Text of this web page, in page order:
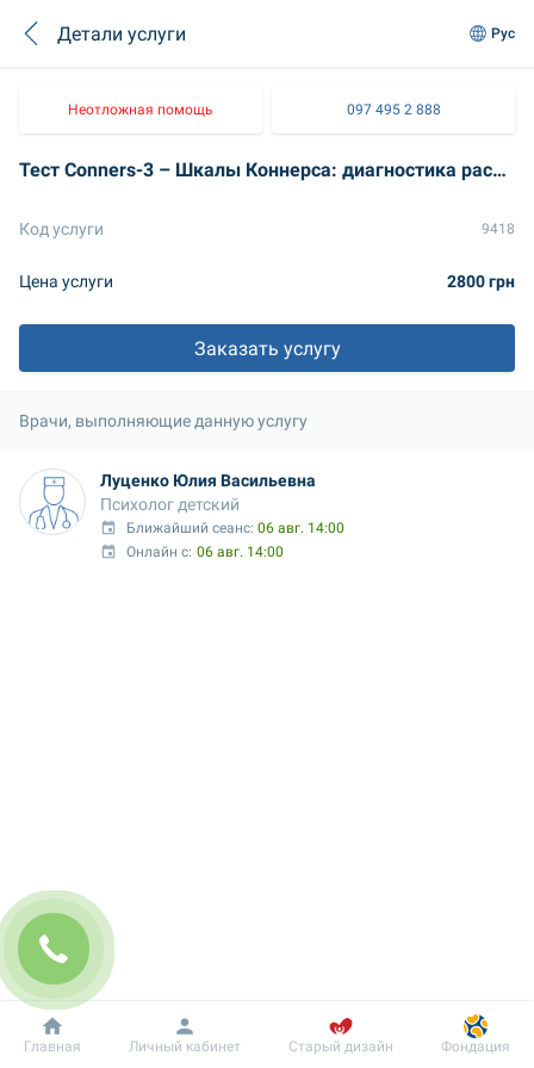
Детали услуги Рус
Неотложная помощь 097 495 2 888
Тест Conners-3 – Шкалы Коннерса: диагностика расстройства дефицита внимания и гиперактивности (СДВГ)
Код услуги 9418
Цена услуги 2800 грн
Заказать услугу
Врачи, выполняющие данную услугу
Луценко Юлия Васильевна
Психолог детский
Ближайший сеанс: 06 авг. 14:00
Онлайн с: 06 авг. 14:00
Добробут Информация Пациенту
Главная Личный кабинет Старый дизайн Фондация